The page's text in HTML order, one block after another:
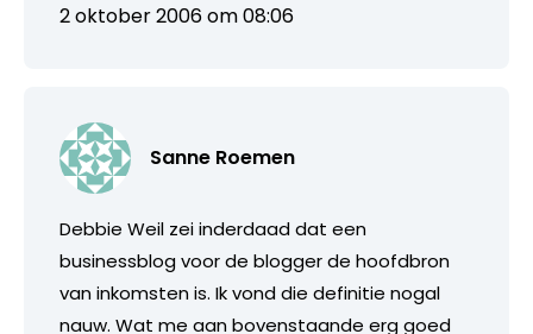
2 oktober 2006 om 08:06
Sanne Roemen
Debbie Weil zei inderdaad dat een
businessblog voor de blogger de hoofdbron
van inkomsten is. Ik vond die definitie nogal
nauw. Wat me aan bovenstaande erg goed